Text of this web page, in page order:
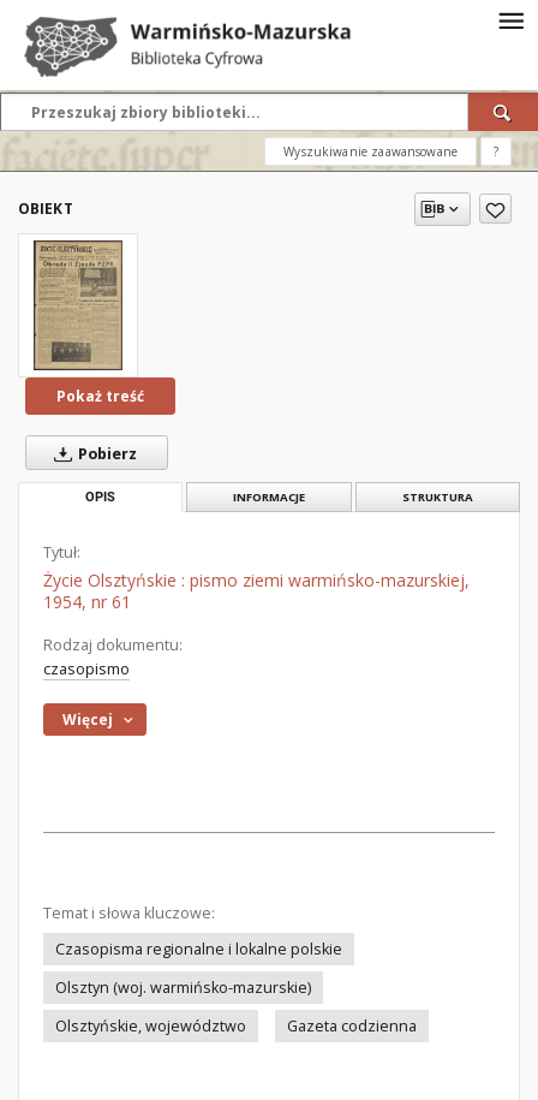
Wyszukiwanie zaawansowane ?
OBIEKT
Pokaż treść
Pobierz
OPIS INFORMACJE STRUKTURA
Tytuł:
Życie Olsztyńskie : pismo ziemi warmińsko-mazurskiej,
1954, nr 61
Rodzaj dokumentu:
czasopismo
Więcej
Temat i słowa kluczowe:
Czasopisma regionalne i lokalne polskie
Olsztyn (woj. warmińsko-mazurskie)
Olsztyńskie, województwo
Gazeta codzienna